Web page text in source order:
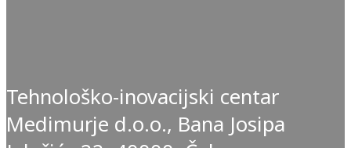
Tehnološko-inovacijski centar
Medimurje d.o.o., Bana Josipa